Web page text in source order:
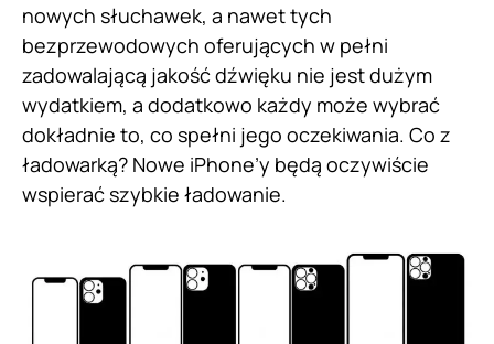
nowych słuchawek, a nawet tych
bezprzewodowych oferujących w pełni
zadowalającą jakość dźwięku nie jest dużym
wydatkiem, a dodatkowo każdy może wybrać
dokładnie to, co spełni jego oczekiwania. Co z
ładowarką? Nowe iPhone’y będą oczywiście
wspierać szybkie ładowanie.